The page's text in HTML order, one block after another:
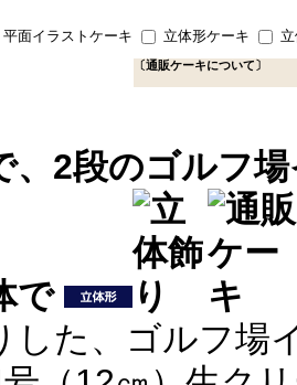
平面イラストケーキ 立体形ケーキ
〔通販ケーキについて〕
、2段のゴルフ
で
した、ゴルフ場